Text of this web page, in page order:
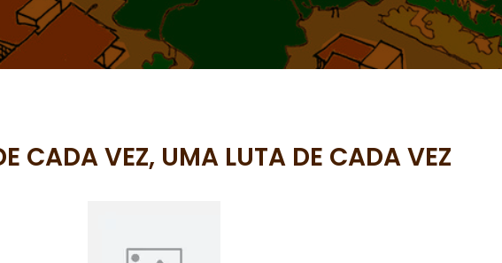
CADA VEZ, UMA LUTA DE CADA VEZ